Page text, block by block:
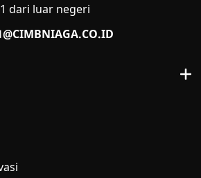
dari luar negeri